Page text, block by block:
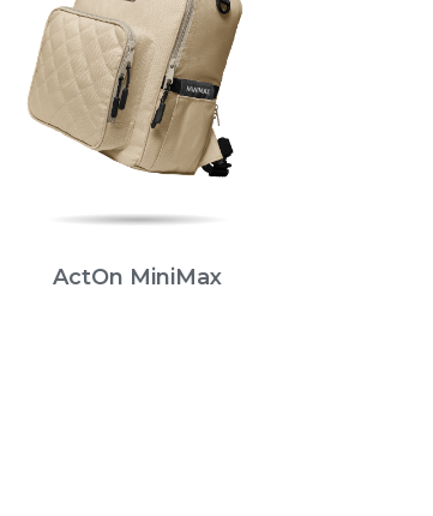
ActOn MiniMax